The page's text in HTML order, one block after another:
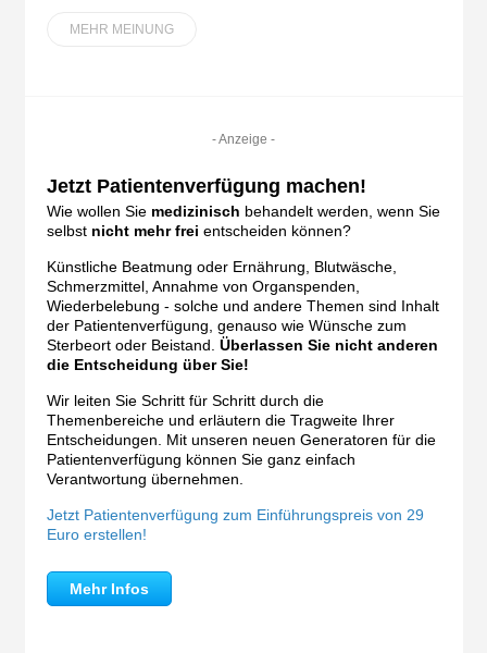
MEHR MEINUNG
- Anzeige -
Jetzt Patientenverfügung machen!
Wie wollen Sie medizinisch behandelt werden, wenn Sie
selbst nicht mehr frei entscheiden können?
Künstliche Beatmung oder Ernährung, Blutwäsche,
Schmerzmittel, Annahme von Organspenden,
Wiederbelebung - solche und andere Themen sind Inhalt
der Patientenverfügung, genauso wie Wünsche zum
Sterbeort oder Beistand. Überlassen Sie nicht anderen
die Entscheidung über Sie!
Wir leiten Sie Schritt für Schritt durch die
Themenbereiche und erläutern die Tragweite Ihrer
Entscheidungen. Mit unseren neuen Generatoren für die
Patientenverfügung können Sie ganz einfach
Verantwortung übernehmen.
Jetzt Patientenverfügung zum Einführungspreis von 29
Euro erstellen!
Mehr Infos